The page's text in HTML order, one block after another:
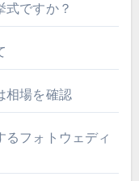
式ですか？
相場を確認
フォトウェディ